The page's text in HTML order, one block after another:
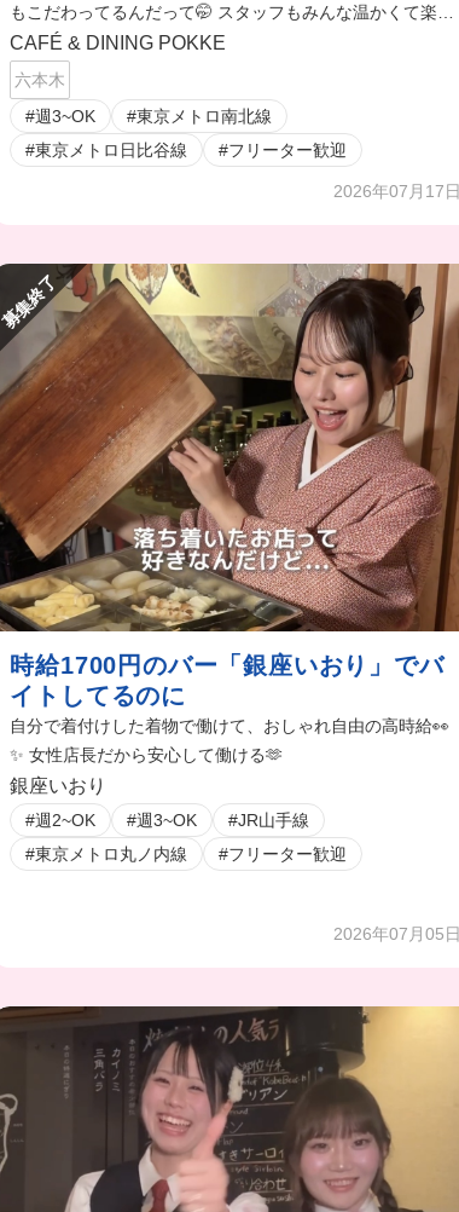
もこだわってるんだって🤭 スタッフもみんな温かくて楽し
かったよ✨ 店にくるワンコにも毎日癒されそう👼
CAFÉ & DINING POKKE
六本木
#週3~OK
#東京メトロ南北線
#東京メトロ日比谷線
#フリーター歓迎
2026年07月17日
募集終了
時給1700円のバー「銀座いおり」でバ
イトしてるのに
自分で着付けした着物で働けて、おしゃれ自由の高時給👀
✨ 女性店長だから安心して働ける🫶
銀座いおり
#週2~OK #週3~OK
#JR山手線
#東京メトロ丸ノ内線
#フリーター歓迎
2026年07月05日